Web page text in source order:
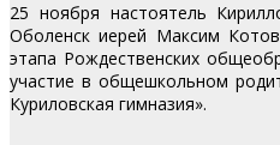
25 ноября настоятель
Оболенск иерей Максим
этапа Рождественских
участие в общешкольном
Куриловская гимназия».